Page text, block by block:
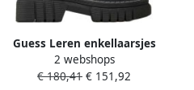
Guess Leren enkellaarsjes
voor dames Black Dames
2 webshops
€ 180,41 € 151,92